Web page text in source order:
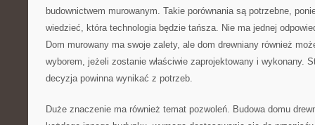
budownictwem murowanym. Takie porównania są potrzebne,
wiedzieć, która technologia będzie tańsza. Nie ma jednej
Dom murowany ma swoje zalety, ale dom drewniany również
wyborem, jeżeli zostanie właściwie zaprojektowany i wykonany.
decyzja powinna wynikać z potrzeb.
Duże znaczenie ma również temat pozwoleń. Budowa domu